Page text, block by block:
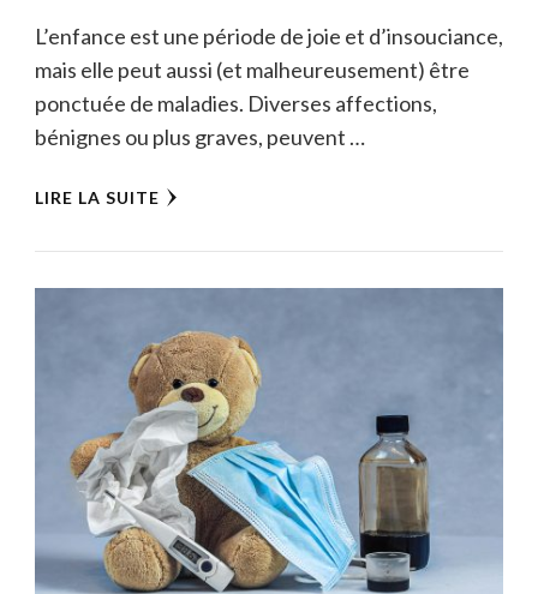
L’enfance est une période de joie et d’insouciance,
mais elle peut aussi (et malheureusement) être
ponctuée de maladies. Diverses affections,
bénignes ou plus graves, peuvent …
LIRE LA SUITE